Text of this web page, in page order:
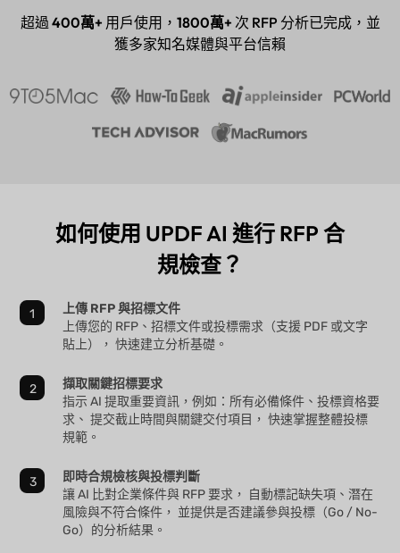
超過 400萬+ 用戶使用， 1800萬+ 次 RFP 分析已完成，並
獲多家知名媒體與平台信賴
如何使用 UPDF AI 進行 RFP 合
規檢查？
上傳 RFP 與招標文件
上傳您的 RFP、招標文件或投標需求（支援 PDF 或文字
貼上）， 快速建立分析基礎。
擷取關鍵招標要求
指示 AI 提取重要資訊，例如：所有必備條件、投標資格要
求、 提交截止時間與關鍵交付項目， 快速掌握整體投標
規範。
即時合規檢核與投標判斷
讓 AI 比對企業條件與 RFP 要求， 自動標記缺失項、潛在
風險與不符合條件， 並提供是否建議參與投標（Go / No-
Go）的分析結果。